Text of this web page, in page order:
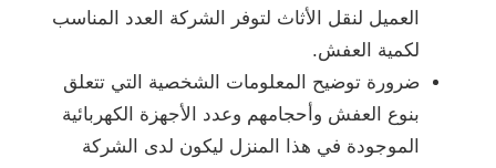
العميل لنقل الأثاث لتوفر الشركة العدد المناسب
لكمية العفش.
ضرورة توضيح المعلومات الشخصية التي تتعلق
بنوع العفش وأحجامهم وعدد الأجهزة الكهربائية
الموجودة في هذا المنزل ليكون لدى الشركة